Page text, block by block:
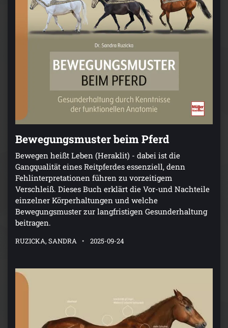
Bewegungsmuster beim Pferd
Bewegen heißt Leben (Heraklit) - dabei ist die
Gangqualität eines Reitpferdes essenziell, denn
Fehlinterpretationen führen zu vorzeitigem
Verschleiß. Dieses Buch erklärt die Vor-und Nachteile
einzelner Körperhaltungen und welche
Bewegungsmuster zur langfristigen Gesunderhaltung
beitragen.
RUZICKA, SANDRA 2025-09-24